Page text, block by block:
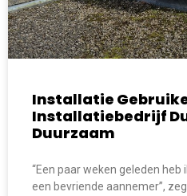
Installatie
Installatiebedrijf
Duurzaam
“Een paar weken geleden heb
een bevriende aannemer”,